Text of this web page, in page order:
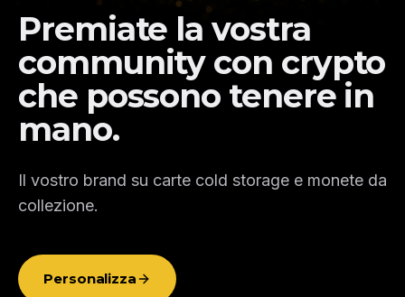
Premiate la vostra
community con crypto
che possono tenere in
mano.
Il vostro brand su carte cold storage e monete da
collezione.
Personalizza